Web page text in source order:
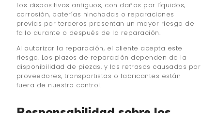
Los dispositivos antiguos, con daños por líquidos,
corrosión, baterías hinchadas o reparaciones
previas por terceros presentan un mayor riesgo de
fallo durante o después de la reparación.
Al autorizar la reparación, el cliente acepta este
riesgo. Los plazos de reparación dependen de la
disponibilidad de piezas, y los retrasos causados por
proveedores, transportistas o fabricantes están
fuera de nuestro control.